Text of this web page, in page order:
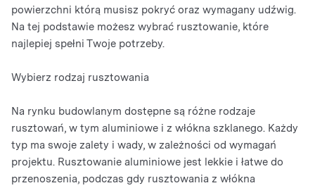
powierzchni którą musisz pokryć oraz wymagany udźwig.
Na tej podstawie możesz wybrać rusztowanie, które
najlepiej spełni Twoje potrzeby.
Wybierz rodzaj rusztowania
Na rynku budowlanym dostępne są różne rodzaje
rusztowań, w tym aluminiowe i z włókna szklanego. Każdy
typ ma swoje zalety i wady, w zależności od wymagań
projektu. Rusztowanie aluminiowe jest lekkie i łatwe do
przenoszenia, podczas gdy rusztowania z włókna